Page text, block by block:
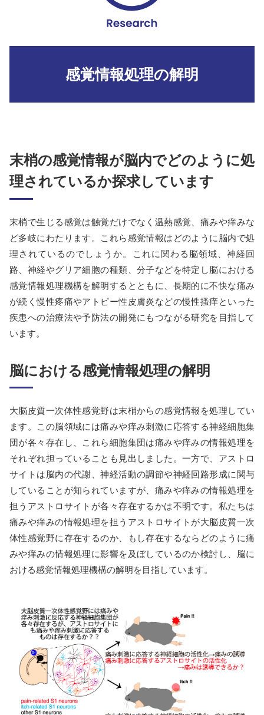
感覚情報処理の解明
末梢の感覚情報が脳内でどのように処
理されているか探求しています
末梢で生じる感覚は触覚だけでなく温熱感覚、痛みや痒みな
ど多岐にわたります。これら感覚情報はどのように脳内で処
理されているのでしょうか。これに関わる脳領域、神経回
路、神経やグリア細胞の種類、分子などを特定し脳における
感覚情報処理機構を解明するとともに、長期的に不快な痛み
が続く慢性疼痛やアトピー性皮膚炎などの慢性搔痒といった
疾患への治療法や予防法の開発にもつながる研究を目指して
います。
脳における感覚情報処理の解明
大脳皮質一次体性感覚野は末梢からの感覚情報を処理してい
ます。この脳領域には痛みや痒み刺激に応答する神経細胞集
団が各々存在し、これら細胞集団は痛みや痒みの情報処理を
それぞれ担っていることも見出しました。一方で、アストロ
サイトは脳内の代謝、神経活動の調節や神経回路形成に関与
していることが知られていますが、痛みや痒みの情報処理を
担うアストロサイトが各々存在するかは不明です。私たちは
痛みや痒みの情報処理を担うアストロサイトが大脳皮質一次
体性感覚野に存在するのか、もし存在するならどのように痛
みや痒みの情報処理に影響を及ぼしているのか検討し、脳に
おける感覚情報処理機構の解明を目指しています。